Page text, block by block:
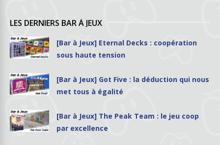
LES DERNIERS BAR À JEUX
[Bar à Jeux] Eternal Decks : coopération
sous haute tension
[Bar à Jeux] Got Five : la déduction qui nous
met tous à égalité
[Bar à Jeux] The Peak Team : le jeu coop
par excellence